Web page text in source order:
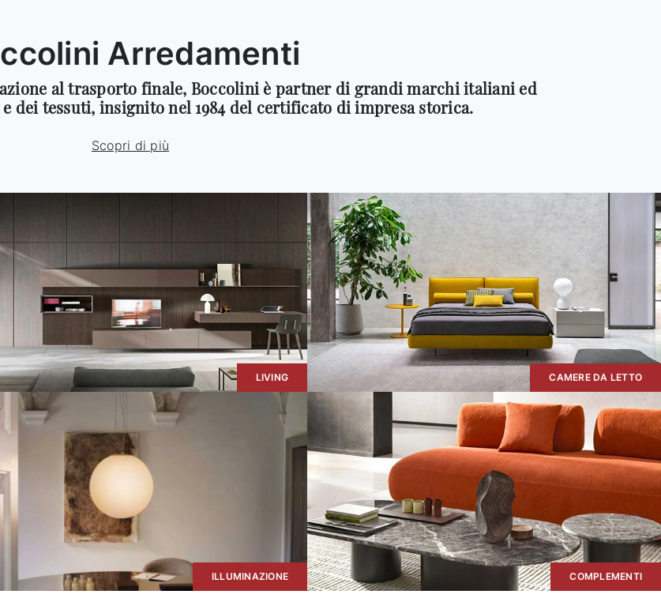
Arredamenti
al trasporto finale, Boccolini è partner di grandi marchi italiani ed
dei tessuti, insignito nel 1984 del certificato di impresa storica.
Scopri di più
LIVING
fosse per tutte
barriere, andrei
sul mio letto
Scopri di più
CAMERE DA LETTO
ILLUMINAZIONE
e
esclusivi
ogni stile, scegli il
COMPLEMENTI